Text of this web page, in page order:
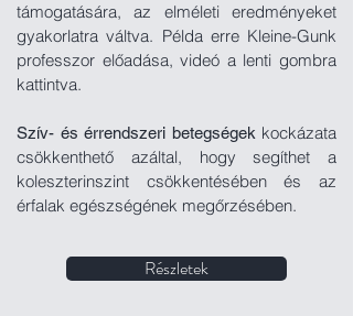
támogatására, az elméleti eredményeket
gyakorlatra váltva. Példa erre Kleine-Gunk
professzor előadása, videó a lenti gombra
kattintva.
Szív- és érrendszeri betegségekkockázata
csökkenthető azáltal, hogy segíthet a
koleszterinszint csökkentésében és az
érfalak egészségének megőrzésében.
Részletek